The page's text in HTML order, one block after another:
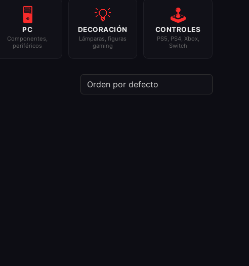
🖥️
PC
Componentes,
periféricos
💡
DECORACIÓN
Lámparas, figuras
gaming
🕹️
CONTROLES
PS5, PS4, Xbox,
Switch